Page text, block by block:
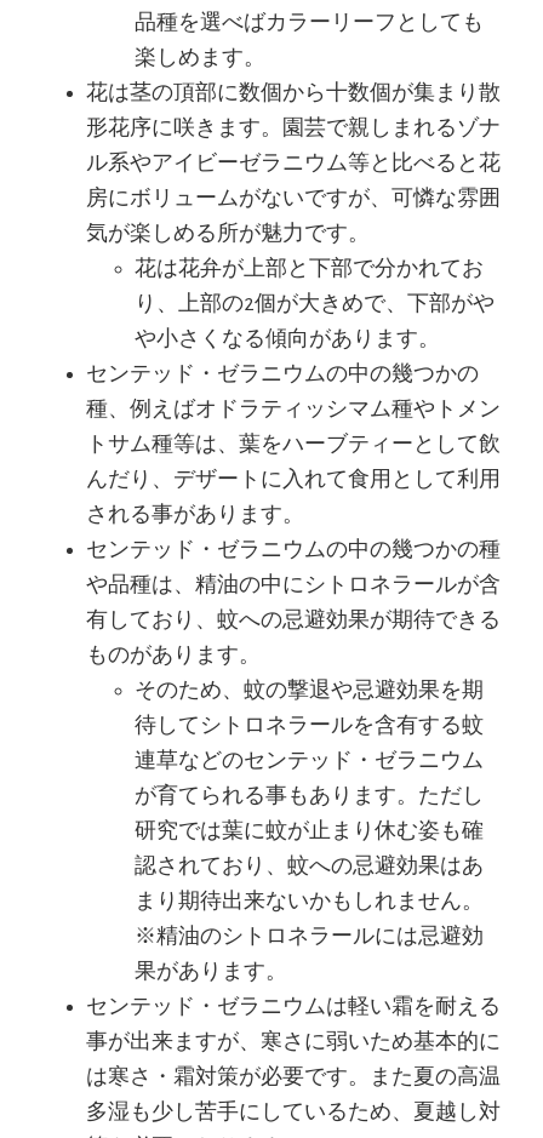
品種を選べばカラーリーフとしても
楽しめます。
花は茎の頂部に数個から十数個が集まり散
形花序に咲きます。園芸で親しまれるゾナ
ル系やアイビーゼラニウム等と比べると花
房にボリュームがないですが、可憐な雰囲
気が楽しめる所が魅力です。
花は花弁が上部と下部で分かれてお
り、上部の2個が大きめで、下部がや
や小さくなる傾向があります。
センテッド・ゼラニウムの中の幾つかの
種、例えばオドラティッシマム種やトメン
トサム種等は、葉をハーブティーとして飲
んだり、デザートに入れて食用として利用
される事があります。
センテッド・ゼラニウムの中の幾つかの種
や品種は、精油の中にシトロネラールが含
有しており、蚊への忌避効果が期待できる
ものがあります。
そのため、蚊の撃退や忌避効果を期
待してシトロネラールを含有する蚊
連草などのセンテッド・ゼラニウム
が育てられる事もあります。ただし
研究では葉に蚊が止まり休む姿も確
認されており、蚊への忌避効果はあ
まり期待出来ないかもしれません。
※精油のシトロネラールには忌避効
果があります。
センテッド・ゼラニウムは軽い霜を耐える
事が出来ますが、寒さに弱いため基本的に
は寒さ・霜対策が必要です。また夏の高温
多湿も少し苦手にしているため、夏越し対